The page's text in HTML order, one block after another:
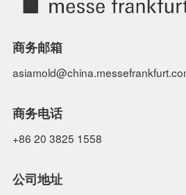
商务邮箱
商务电话
+86 20 3825 1558
公司地址